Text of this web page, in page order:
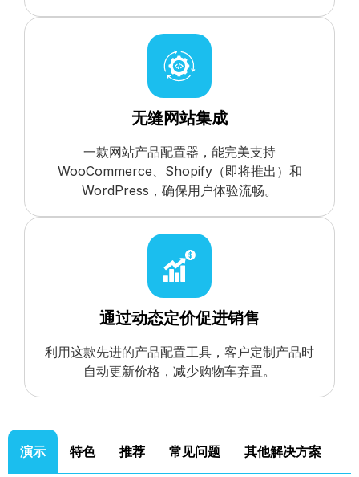
无缝网站集成
一款网站产品配置器，能完美支持
WooCommerce、Shopify（即将推出）和
WordPress，确保用户体验流畅。
通过动态定价促进销售
利用这款先进的产品配置工具，客户定制产品时
自动更新价格，减少购物车弃置。
演示 特色 推荐 常见问题 其他解决方案